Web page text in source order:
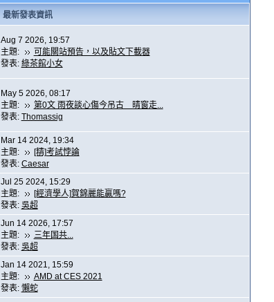
最新發表資訊
Aug 7 2026, 19:57
主題:
可能關站預告，以及貼文下載器
發表: 綠茶館小女
May 5 2026, 08:17
主題:
第0文 雨夜談心傷今吊古 晴窗走...
發表: Thomassig
Mar 14 2024, 19:34
主題:
[精]考試悖論
發表: Caesar
Jul 25 2024, 15:29
主題:
[經濟學人]賀錦麗能贏嗎?
發表: 吳超
Jun 14 2026, 17:57
主題:
三年国共...
發表: 吳超
Jan 14 2021, 15:59
主題:
AMD at CES 2021
發表: 懶蛇